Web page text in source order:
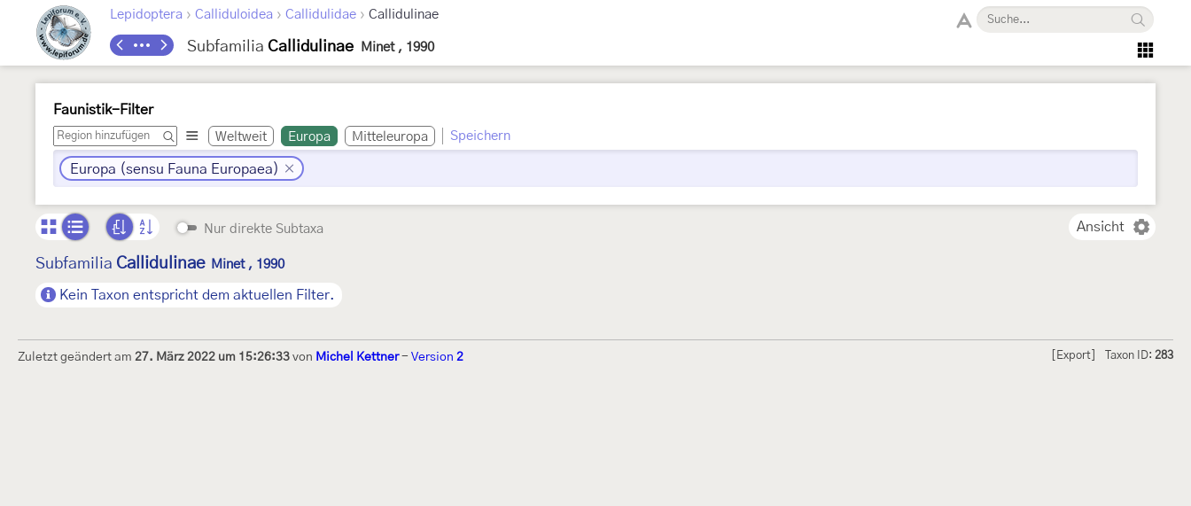
Lepidoptera › Calliduloidea › Callidulidae › Callidulinae
Subfamilia Callidulinae Minet , 1990
Faunistik-Filter
Weltweit Europa Mitteleuropa Speichern
Europa (sensu Fauna Europaea)
Nur direkte Subtaxa Ansicht
Subfamilia Callidulinae Minet , 1990
Kein Taxon entspricht dem aktuellen Filter.
Zuletzt geändert am 27. März 2022 um 15:26:33 von Michel Kettner- Version 2 Taxon ID: 283
[Export]